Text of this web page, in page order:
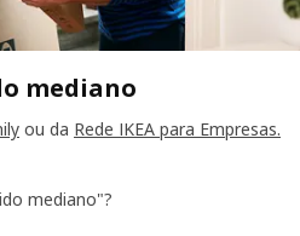
mediano
ou da Rede IKEA para Empresas.
mediano"?